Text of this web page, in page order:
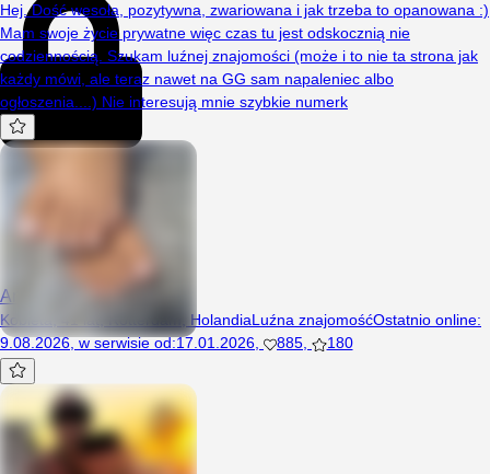
Hej. Dość wesoła, pozytywna, zwariowana i jak trzeba to opanowana :)
Mam swoje życie prywatne więc czas tu jest odskocznią nie
codziennością. Szukam luźnej znajomości (może i to nie ta strona jak
każdy mówi, ale teraz nawet na GG sam napaleniec albo
ogłoszenia....) Nie interesują mnie szybkie numerk
Amanda850
Kobieta, 41 lat, Rotterdam, HolandiaLuźna znajomośćOstatnio online:
9.08.2026,w serwisie od:17.01.2026 885 180